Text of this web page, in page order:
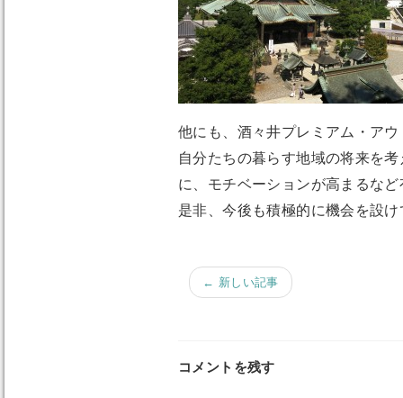
他にも、酒々井プレミアム・ア
自分たちの暮らす地域の将来を
に、モチベーションが高まるな
是非、今後も積極的に機会を設
← 新しい記事
コメントを残す